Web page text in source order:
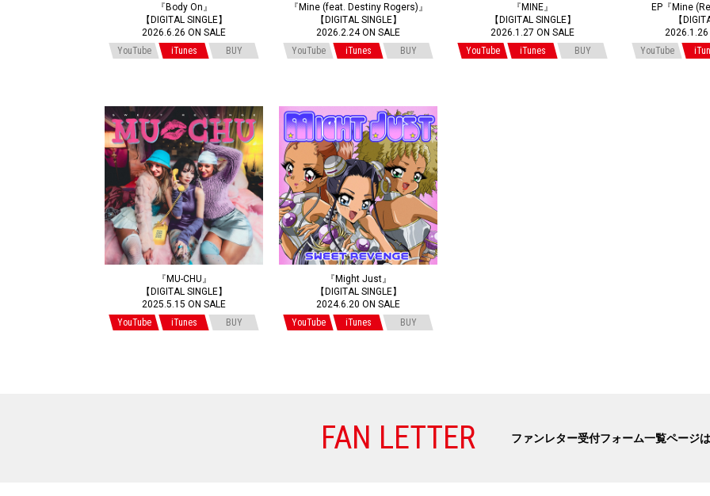
『Body On』
【DIGITAL SINGLE】
2026.6.26 ON SALE
YouTube
iTunes BUY
『Mine (feat. Destiny Rogers)』
【DIGITAL SINGLE】
2026.2.24 ON SALE
YouTube
iTunes BUY
『MINE』
【DIGITAL SINGLE】
2026.1.27 ON SALE
YouTube
iTunes BUY
EP『Mine
【
2026.1.26
YouTube
『MU-CHU』
【DIGITAL SINGLE】
2025.5.15 ON SALE
YouTube
iTunes BUY
『Might Just』
【DIGITAL SINGLE】
2024.6.20 ON SALE
YouTube
iTunes BUY
FAN LETTER ファンレター受付フォーム一覧ページは